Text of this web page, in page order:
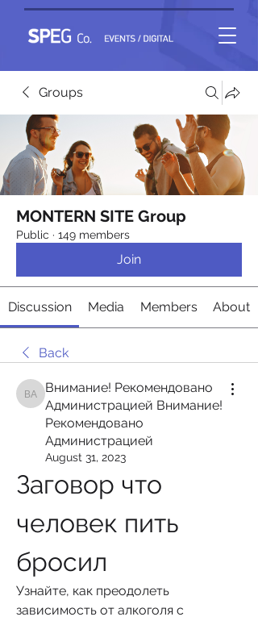
Groups
MONTERN SITE Group
Public · 149 members
Join
Discussion Media Members About
Back
Внимание! Рекомендовано Администрацией
Внимание! Рекомендовано
Администрацией Внимание!
Рекомендовано
Администрацией
August 31, 2023
Заговор что
человек пить
бросил
Узнайте, как преодолеть
зависимость от алкоголя с